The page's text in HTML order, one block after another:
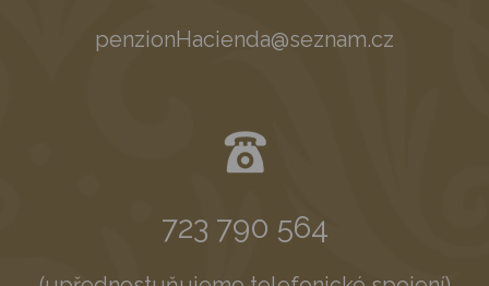
penzionHacienda@seznam.cz
723 790 564